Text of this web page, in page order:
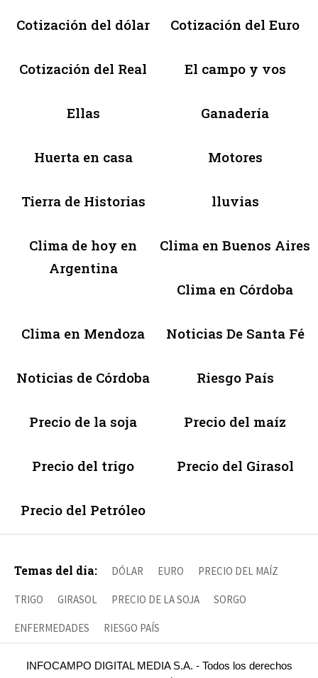
Cotización del dólar Cotización del Euro
Cotización del Real El campo y vos
Ellas Ganadería
Huerta en casa Motores
Tierra de Historias lluvias
Clima de hoy en
Argentina
Clima en Buenos Aires
Clima en Córdoba
Clima en Mendoza Noticias De Santa Fé
Noticias de Córdoba Riesgo País
Precio de la soja Precio del maíz
Precio del trigo Precio del Girasol
Precio del Petróleo
Temas del día: DÓLAR EURO PRECIO DEL MAÍZ
TRIGO GIRASOL PRECIO DE LA SOJA SORGO
ENFERMEDADES RIESGO PAÍS
INFOCAMPO DIGITAL MEDIA S.A. - Todos los derechos